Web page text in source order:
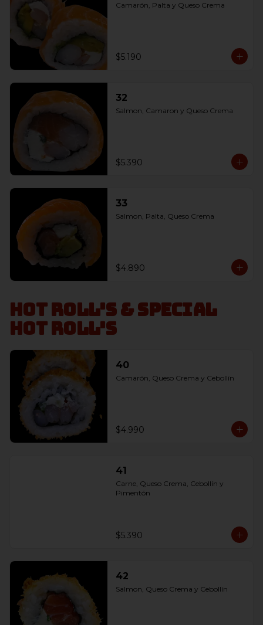
Camarón, Palta y Queso Crema
$5.190
32
Salmon, Camaron y Queso Crema
$5.390
33
Salmon, Palta, Queso Crema
$4.890
Hot Roll's & Special
Hot Roll's
40
Camarón, Queso Crema y Cebollín
$4.990
41
Carne, Queso Crema, Cebollín y
Pimentón
$5.390
42
Salmon, Queso Crema y Cebollín